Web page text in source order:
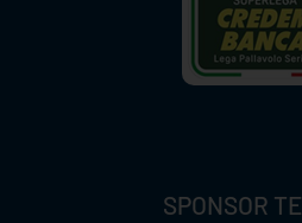
SPONSOR